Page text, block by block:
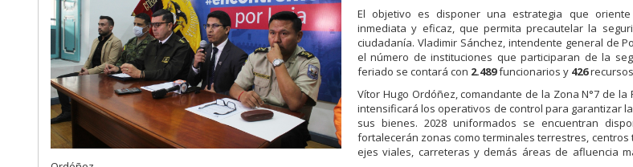
El objetivo es disponer una estrategia que
inmediata y eficaz, que permita precautelar la
ciudadanía. Vladimir Sánchez, intendente general de
el número de instituciones que participaran de la
feriado se contará con 2.489funcionarios y 426
Vítor Hugo Ordóñez, comandante de la Zona N°7 de la
intensificará los operativos de control para garantizar
sus bienes. 2028 uniformados se encuentran
fortalecerán zonas como terminales terrestres,
ejes viales, carreteras y demás áreas de afluencia